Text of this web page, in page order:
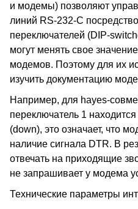
и модемы) позволяют
линий RS-232-C
переключателей (DIP-
могут менять свое
модемов. Поэтому для их
изучить документацию
Например, для hayes-
переключатель 1
(down), это означает, что
наличие сигнала DTR. В
отвечать на приходящие
не запрашивает у модема
Технические параметры